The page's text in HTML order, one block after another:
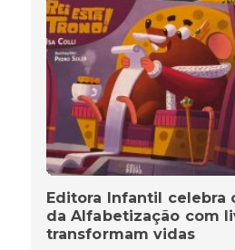
Editora Infantil celebra
da Alfabetização com
transformam vidas